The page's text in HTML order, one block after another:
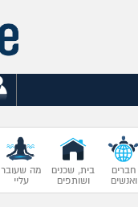
חברים
ואנשים
בית, שכנים
ושותפים
מה שעובר
עליי